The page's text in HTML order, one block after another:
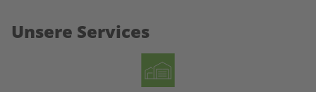
Unsere Services